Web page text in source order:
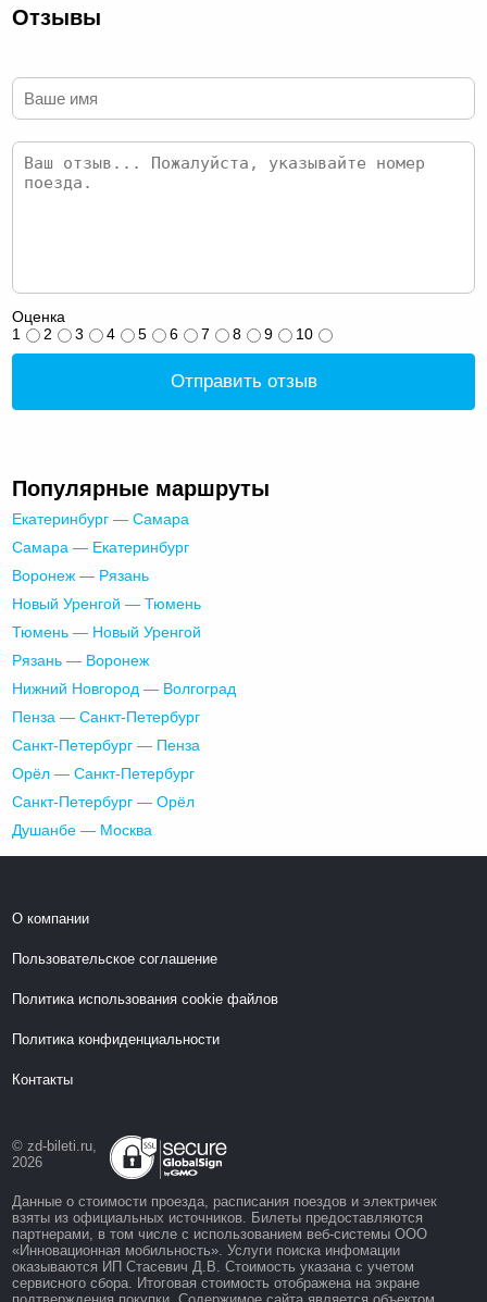
Отзывы
Оценка
1
2 3 4 5 6 7 8 9 10
Отправить отзыв
Популярные маршруты
Екатеринбург — Самара
Самара — Екатеринбург
Воронеж — Рязань
Новый Уренгой — Тюмень
Тюмень — Новый Уренгой
Рязань — Воронеж
Нижний Новгород — Волгоград
Пенза — Санкт-Петербург
Санкт-Петербург — Пенза
Орёл — Санкт-Петербург
Санкт-Петербург — Орёл
Душанбе — Москва
О компании
Пользовательское соглашение
Политика использования cookie файлов
Политика конфиденциальности
Контакты
© zd-bileti.ru,
2026
Данные о стоимости проезда, расписания поездов и электричек
взяты из официальных источников. Билеты предоставляются
партнерами, в том числе с использованием веб-системы ООО
«Инновационная мобильность». Услуги поиска инфомации
оказываются ИП Стасевич Д.В. Стоимость указана с учетом
сервисного сбора. Итоговая стоимость отображена на экране
подтверждения покупки. Содержимое сайта является объектом